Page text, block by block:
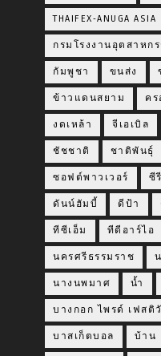
THAIFEX-ANUGA ASIA
กรมโรงงานอุตสาหกร
กัมพูชา ขนส่ง
ข้าวแดนสยาม คร
งดเหล้า จีเอเบิล
ชัชชาติ ชาติพันธุ์
ซอฟต์พาวเวอร์ ซี
ดันน์ฮัมบี้ ดีป้า
ทีซีเอ็ม ทีดีอาร์ไอ
นครศรีธรรมราช
นางนพมาศ น้ำ
บางกอก ไพรด์ เฟสติ
บาสเก็ตบอล บ้าน